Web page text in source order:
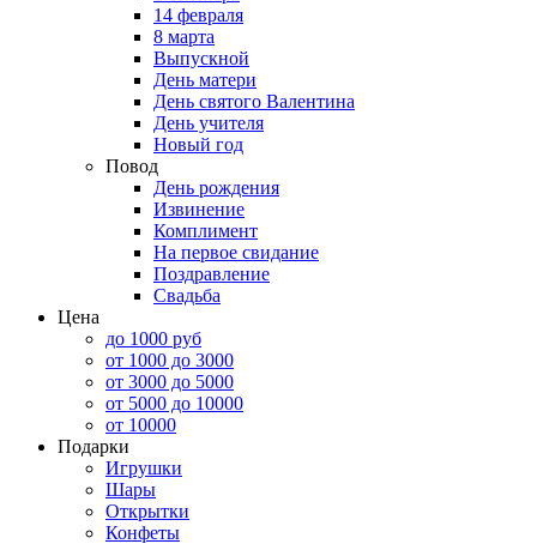
14 февраля
8 марта
Выпускной
День матери
День святого Валентина
День учителя
Новый год
Повод
День рождения
Извинение
Комплимент
На первое свидание
Поздравление
Свадьба
Цена
до 1000 руб
от 1000 до 3000
от 3000 до 5000
от 5000 до 10000
от 10000
Подарки
Игрушки
Шары
Открытки
Конфеты